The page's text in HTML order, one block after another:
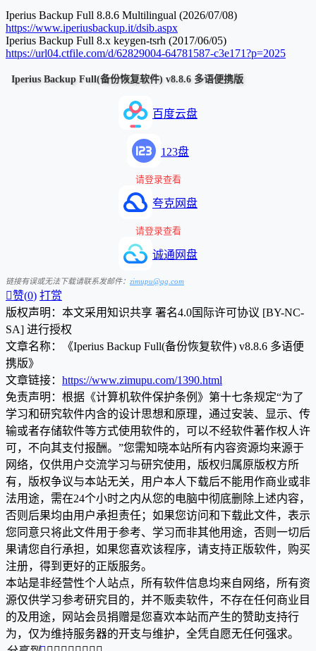
Iperius Backup Full 8.8.6 Multilingual (2026/07/08)
https://www.iperiusbackup.it/dsib.aspx
Iperius Backup Full 8.x keygen-tsrh (2017/06/05)
https://url04.ctfile.com/d/62829004-64781587-c3e171?p=2025
Iperius Backup Full(备份恢复软件) v8.8.6 多语便携版
百度云盘
123盘
请登录查看
夸克网盘
请登录查看
诚通网盘
链接有误或无法下载请联系发邮件： zimupu@qq.com
赞(0) 打赏
版权声明：本文采用知识共享 署名4.0国际许可协议 [BY-NC-
SA] 进行授权
文章名称：《Iperius Backup Full(备份恢复软件) v8.8.6 多语便
携版》
文章链接： https://www.zimupu.com/1390.html
免责声明：根据《计算机软件保护条例》第十七条规定“为了
学习和研究软件内含的设计思想和原理，通过安装、显示、传
输或者存储软件等方式使用软件的，可以不经软件著作权人许
可，不向其支付报酬。”您需知晓本站所有内容资源均来源于
网络，仅供用户交流学习与研究使用，版权归属原版权方所
有，版权争议与本站无关，用户本人下载后不能用作商业或非
法用途，需在24个小时之内从您的电脑中彻底删除上述内容，
否则后果均由用户承担责任；如果您访问和下载此文件，表示
您同意只将此文件用于参考、学习而非其他用途，否则一切后
果请您自行承担，如果您喜欢该程序，请支持正版软件，购买
注册，得到更好的正版服务。
本站是非经营性个人站点，所有软件信息均来自网络，所有资
源仅供学习参考研究目的，并不贩卖软件，不存在任何商业目
的及用途，网站会员捐赠是您喜欢本站而产生的赞助支持行
为，仅为维持服务器的开支与维护，全凭自愿无任何强求。